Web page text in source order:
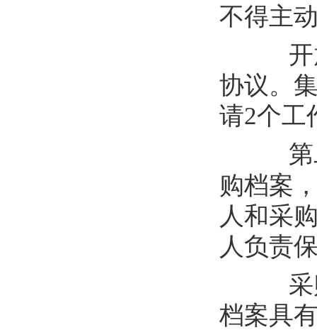
不得主
协议。
请2个工
第
购档案
人和采
人负责
档案具